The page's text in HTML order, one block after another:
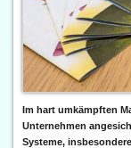
Im hart umkämpften
Unternehmen
Systeme,